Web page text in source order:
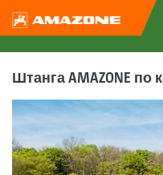
Штанга AMAZONE